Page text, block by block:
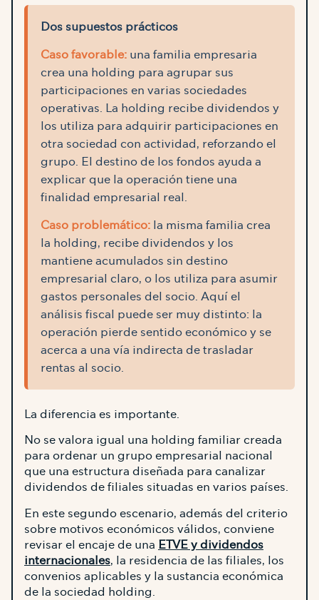
Dos supuestos prácticos
Caso favorable: una familia empresaria
crea una holding para agrupar sus
participaciones en varias sociedades
operativas. La holding recibe dividendos y
los utiliza para adquirir participaciones en
otra sociedad con actividad, reforzando el
grupo. El destino de los fondos ayuda a
explicar que la operación tiene una
finalidad empresarial real.
Caso problemático: la misma familia crea
la holding, recibe dividendos y los
mantiene acumulados sin destino
empresarial claro, o los utiliza para asumir
gastos personales del socio. Aquí el
análisis fiscal puede ser muy distinto: la
operación pierde sentido económico y se
acerca a una vía indirecta de trasladar
rentas al socio.
La diferencia es importante.
No se valora igual una holding familiar creada
para ordenar un grupo empresarial nacional
que una estructura diseñada para canalizar
dividendos de filiales situadas en varios países.
En este segundo escenario, además del criterio
sobre motivos económicos válidos, conviene
revisar el encaje de una ETVE y dividendos
internacionales, la residencia de las filiales, los
convenios aplicables y la sustancia económica
de la sociedad holding.